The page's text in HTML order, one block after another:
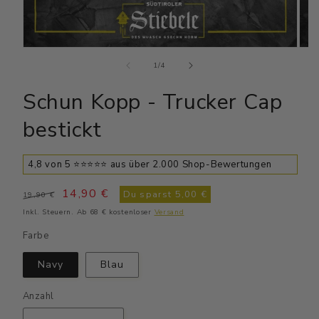
öffnen
1/von
4
Schun Kopp - Trucker Cap
bestickt
4,8 von 5 ⭐⭐⭐⭐⭐ aus über 2.000 Shop-Bewertungen
Normaler
Preis
19,90 €
Verkaufspreis
14,90 € Du sparst 5,00 €
Inkl. Steuern. Ab 68 € kostenloser Versand
Farbe
Navy Blau
Anzahl